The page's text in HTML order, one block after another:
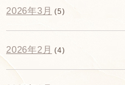
2026年3月 (5)
2026年2月 (4)